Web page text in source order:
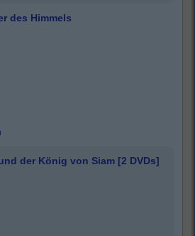
des Himmels
der König von Siam [2 DVDs]